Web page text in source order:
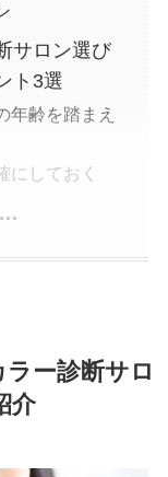
サロン選び
ト3選
齢を踏まえ
しておく
ー診断サロ
介